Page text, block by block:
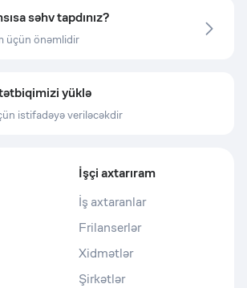
səhv tapdınız?
üçün önəmlidir
yüklə
istifadəyə veriləcəkdir
İşçi axtarıram
İş axtaranlar
Frilanserlər
Xidmətlər
Şirkətlər